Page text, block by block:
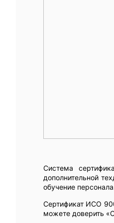
Система
дополнительной
обучение
Сертификат ИСО
можете доверить